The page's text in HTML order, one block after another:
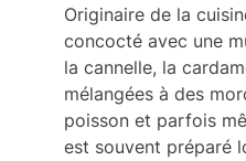
Originaire de la
concocté avec une
la cannelle, la
mélangées à des
poisson et parfois
est souvent préparé